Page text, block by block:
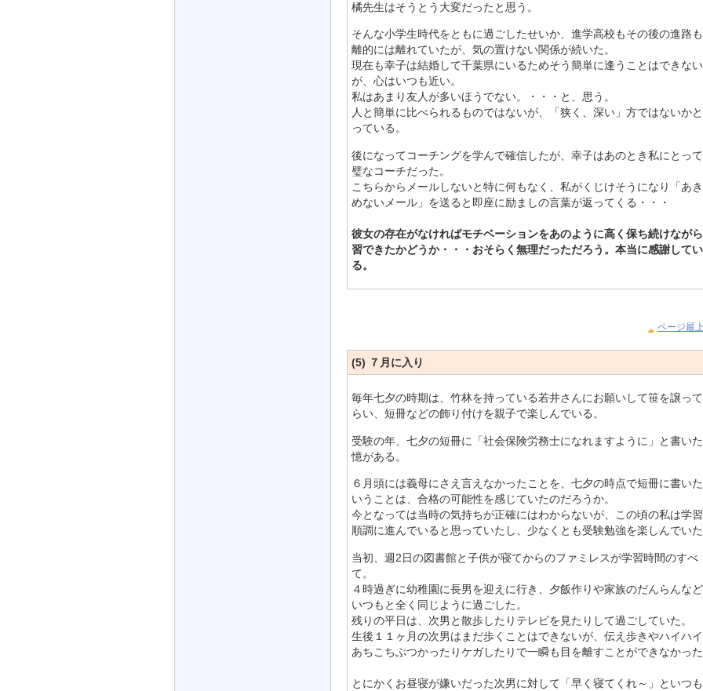
橘先生はそうとう大変だったと思う。
そんな小学生時代をともに過ごしたせいか、進学高校もその後の進路
離的には離れていたが、気の置けない関係が続いた。
現在も幸子は結婚して千葉県にいるためそう簡単に逢うことはできない
が、心はいつも近い。
私はあまり友人が多いほうでない。・・・と、思う。
人と簡単に比べられるものではないが、「狭く、深い」方ではないか
っている。
後になってコーチングを学んで確信したが、幸子はあのとき私にとっ
璧なコーチだった。
こちらからメールしないと特に何もなく、私がくじけそうになり「あ
めないメール」を送ると即座に励ましの言葉が返ってくる・・・
彼女の存在がなければモチベーションをあのように高く保ち続けなが
習できたかどうか・・・おそらく無理だっただろう。本当に感謝してい
る。
ページ最
(5) ７月に入り
毎年七夕の時期は、竹林を持っている若井さんにお願いして笹を譲っ
らい、短冊などの飾り付けを親子で楽しんでいる。
受験の年、七夕の短冊に「社会保険労務士になれますように」と書い
憶がある。
６月頭には義母にさえ言えなかったことを、七夕の時点で短冊に書いた
いうことは、合格の可能性を感じていたのだろうか。
今となっては当時の気持ちが正確にはわからないが、この頃の私は学
順調に進んでいると思っていたし、少なくとも受験勉強を楽しんでいた
当初、週2日の図書館と子供が寝てからのファミレスが学習時間のすべ
て。
４時過ぎに幼稚園に長男を迎えに行き、夕飯作りや家族のだんらんな
いつもと全く同じように過ごした。
残りの平日は、次男と散歩したりテレビを見たりして過ごしていた。
生後１１ヶ月の次男はまだ歩くことはできないが、伝え歩きやハイハ
あちこちぶつかったりケガしたりで一瞬も目を離すことができなかった
とにかくお昼寝が嫌いだった次男に対して「早く寝てくれ～」といつ